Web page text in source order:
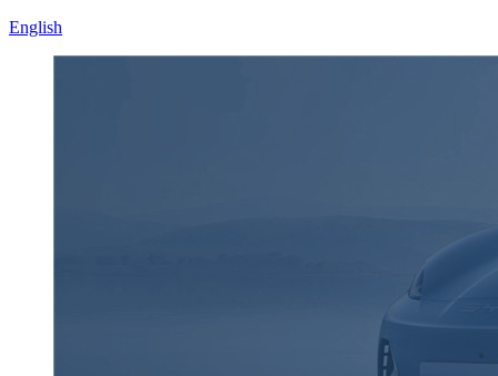
English